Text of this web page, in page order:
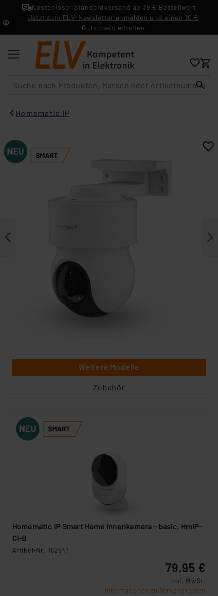
Kostenloser Standardversand ab 39 € Bestellwert
Jetzt zum ELV-Newsletter anmelden und einen 10 €
Gutschein erhalten
Homematic IP
Weitere Modelle
Zubehör
Homematic IP Smart Home Innenkamera – basic, HmIP-
CI-B
Artikel-Nr. 162941
79,95 €
inkl. MwSt.
Informationen zu Versandkosten